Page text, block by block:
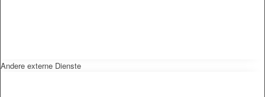
Andere externe Dienste